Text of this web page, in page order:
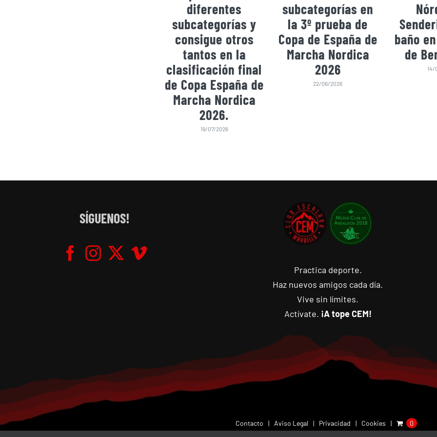
diferentes
subcategorías y
consigue otros
tantos en la
clasificación final
de Copa España de
Marcha Nordica
2026.
19/07/2026
subcategorías en
la 3º prueba de
Copa de España de
Marcha Nordica
2026
22/06/2026
baño
de
14/
SÍGUENOS!
Practica deporte.
Haz nuevos amigos cada día.
Vive sin límites.
Actívate. ¡A tope CEM!
Contacto Aviso Legal Privacidad Cookies 0